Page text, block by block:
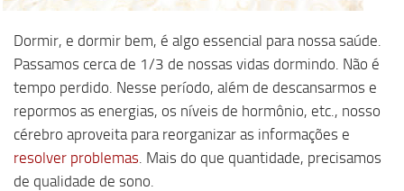
Dormir, e dormir bem, é algo essencial para nossa saúde.
Passamos cerca de 1/3 de nossas vidas dormindo. Não é
tempo perdido. Nesse período, além de descansarmos e
repormos as energias, os níveis de hormônio, etc., nosso
cérebro aproveita para reorganizar as informações e
resolver problemas . Mais do que quantidade, precisamos
de qualidade de sono.